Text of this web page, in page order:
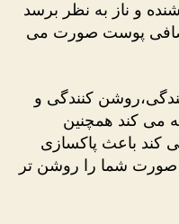
و ناز به نظر برسد
صافی پوست صورت می
کنندگی و
می کند همچنین
کند باعث پاکسازی
شما را روشن تر